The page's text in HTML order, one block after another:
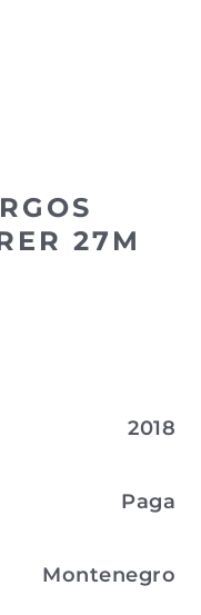
27M
2018
Paga
Montenegro